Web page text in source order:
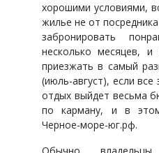
хорошими условиями,
жилье не от
забронировать
несколько месяцев,
приезжать в самый
(июль-август), если
отдых выйдет весьма
по карману, и в
Черное-море-юг.рф.